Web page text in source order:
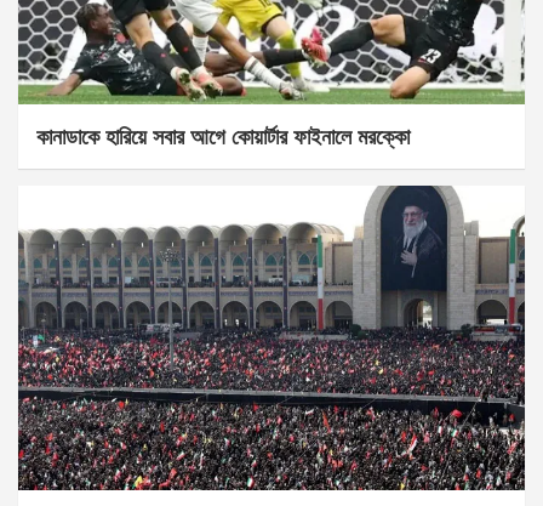
কানাডাকে হারিয়ে সবার আগে কোয়ার্টার ফাইনালে মরক্কো